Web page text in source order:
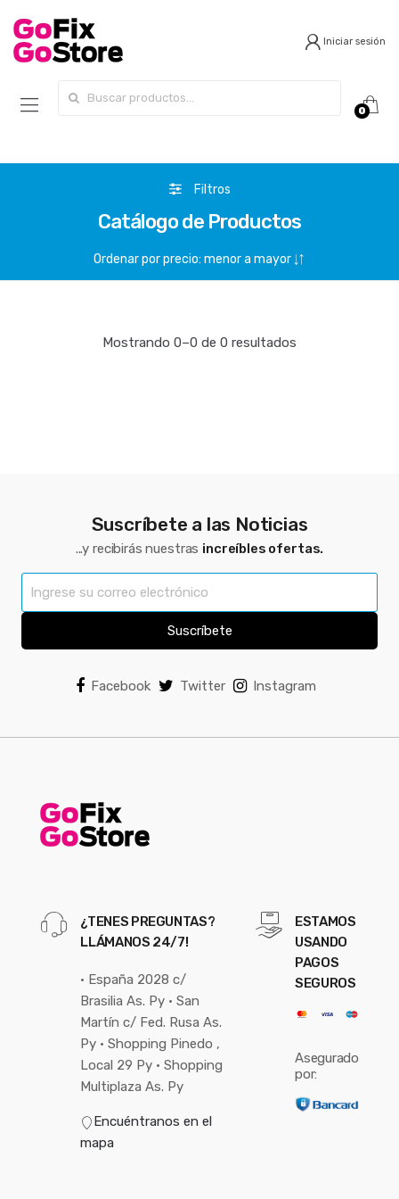
Iniciar sesión
0
Filtros
Catálogo de Productos
Mostrando 0–0 de 0 resultados
Suscríbete a las Noticias
...y recibirás nuestras increíbles ofertas.
Suscríbete
Facebook Twitter Instagram
¿TENES PREGUNTAS?
LLÁMANOS 24/7!
• España 2028 c/
Brasilia As. Py • San
Martín c/ Fed. Rusa As.
Py • Shopping Pinedo ,
Local 29 Py • Shopping
Multiplaza As. Py
Encuéntranos en el
mapa
ESTAMOS
USANDO
PAGOS
SEGUROS
Asegurado
por: